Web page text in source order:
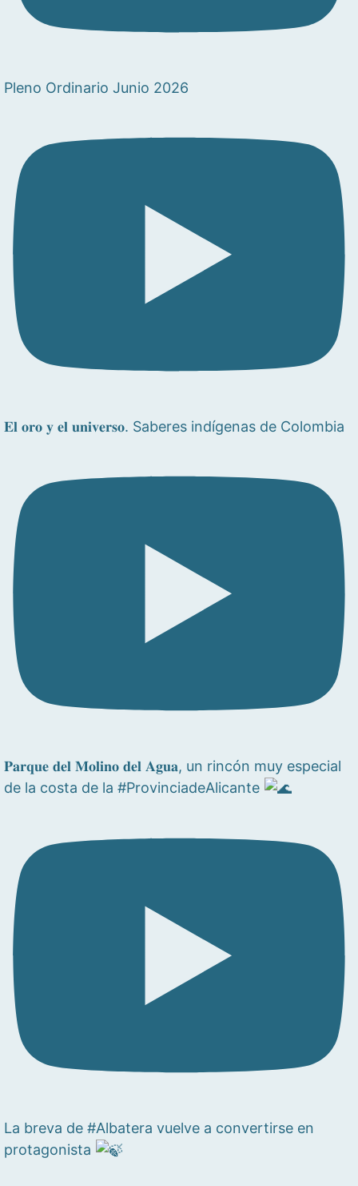
Pleno Ordinario Junio 2026
𝐄𝐥 𝐨𝐫𝐨 𝐲 𝐞𝐥 𝐮𝐧𝐢𝐯𝐞𝐫𝐬𝐨. Saberes indígenas de Colombia
𝐏𝐚𝐫𝐪𝐮𝐞 𝐝𝐞𝐥 𝐌𝐨𝐥𝐢𝐧𝐨 𝐝𝐞𝐥 𝐀𝐠𝐮𝐚, un rincón muy especial
de la costa de la #ProvinciadeAlicante
La breva de #Albatera vuelve a convertirse en
protagonista